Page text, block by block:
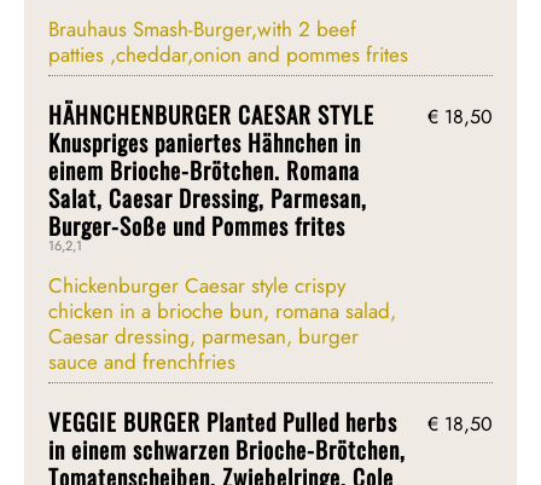
Brauhaus Smash-Burger,with 2 beef
patties ,cheddar,onion and pommes frites
HÄHNCHENBURGER CAESAR STYLE
Knuspriges paniertes Hähnchen in
einem Brioche-Brötchen. Romana
Salat, Caesar Dressing, Parmesan,
Burger-Soße und Pommes frites
16,2,1
Chickenburger Caesar style crispy
chicken in a brioche bun, romana salad,
Caesar dressing, parmesan, burger
sauce and frenchfries
€ 18,50
VEGGIE BURGER Planted Pulled herbs
in einem schwarzen Brioche-Brötchen,
Tomatenscheiben, Zwiebelringe, Cole
€ 18,50